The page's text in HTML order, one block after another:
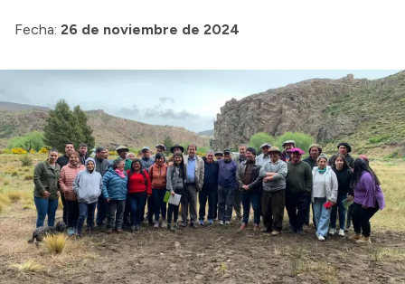
Fecha: 26 de noviembre de 2024